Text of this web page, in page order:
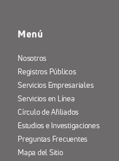
Menú
Nosotros
Registros Públicos
Servicios Empresariales
Servicios en Línea
Círculo de Afiliados
Estudios e Investigaciones
Preguntas Frecuentes
Mapa del Sitio